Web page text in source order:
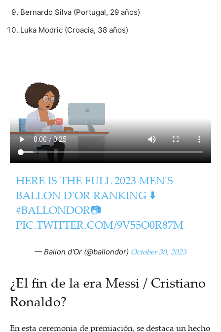
Bernardo Silva (Portugal, 29 años)
Luka Modric (Croacia, 38 años)
HERE IS THE FULL 2023 MEN'S
BALLON D'OR RANKING ⬇️
#BALLONDOR📷
PIC.TWITTER.COM/9V55O0R87M
— Ballon d'Or (@ballondor) October 30, 2023
¿El fin de la era Messi / Cristiano
Ronaldo?
En esta ceremonia de premiación, se destaca un hecho